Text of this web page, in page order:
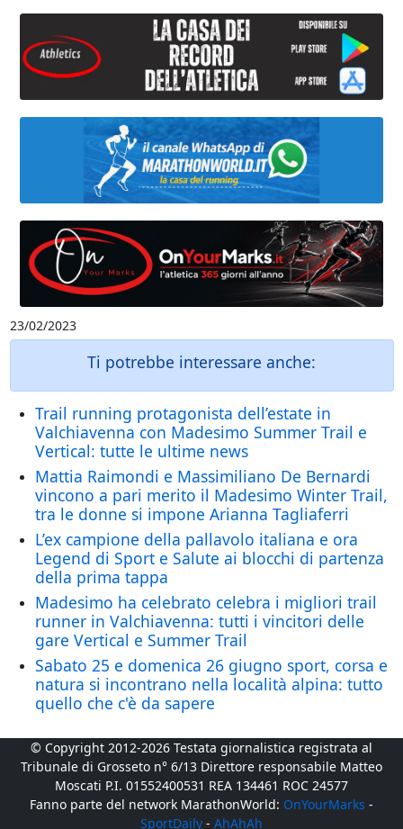
23/02/2023
Ti potrebbe interessare anche:
Trail running protagonista dell’estate in
Valchiavenna con Madesimo Summer Trail e
Vertical: tutte le ultime news
Mattia Raimondi e Massimiliano De Bernardi
vincono a pari merito il Madesimo Winter Trail,
tra le donne si impone Arianna Tagliaferri
L’ex campione della pallavolo italiana e ora
Legend di Sport e Salute ai blocchi di partenza
della prima tappa
Madesimo ha celebrato celebra i migliori trail
runner in Valchiavenna: tutti i vincitori delle
gare Vertical e Summer Trail
Sabato 25 e domenica 26 giugno sport, corsa e
natura si incontrano nella località alpina: tutto
quello che c'è da sapere
© Copyright 2012-2026 Testata giornalistica registrata al
Tribunale di Grosseto n° 6/13 Direttore responsabile Matteo
Moscati P.I. 01552400531 REA 134461 ROC 24577
Fanno parte del network MarathonWorld: OnYourMarks -
SportDaily - AhAhAh